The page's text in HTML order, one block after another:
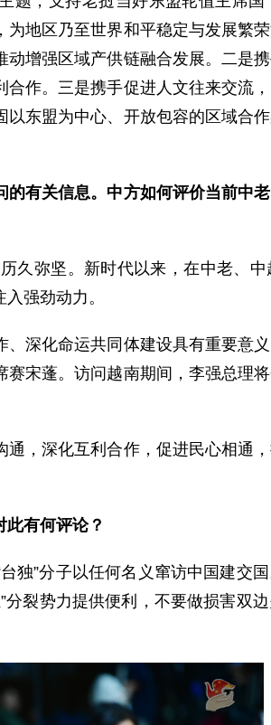
地区乃至世界和平稳定与发展繁
增强区域产供链融合发展。二是
作。三是携手促进人文往来交流
东盟为中心、开放包容的区域合
有关信息。中方如何评价当前中
久弥坚。新时代以来，在中老、
强劲动力。
深化命运共同体建设具有重要意
宋蓬。访问越南期间，李强总理
，深化互利合作，促进民心相通
有何评论？
独”分子以任何名义窜访中国建交
裂势力提供便利，不要做损害双